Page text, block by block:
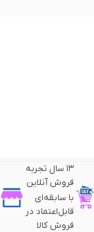
۱۳ سال تجربه
فروش آنلاین
با سابقه‌ای
قابل‌اعتماد در
فروش کالا